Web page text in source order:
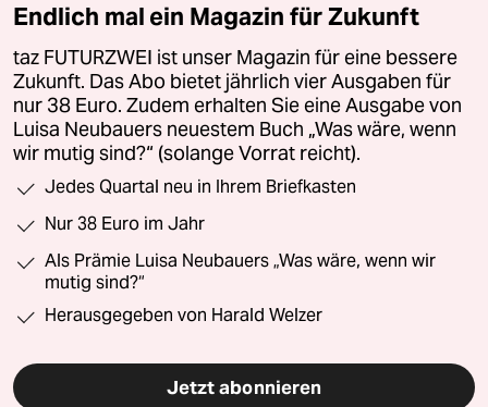
Endlich mal ein Magazin für Zukunft
taz FUTURZWEI ist unser Magazin für eine bessere
Zukunft. Das Abo bietet jährlich vier Ausgaben für
nur 38 Euro. Zudem erhalten Sie eine Ausgabe von
Luisa Neubauers neuestem Buch „Was wäre, wenn
wir mutig sind?“ (solange Vorrat reicht).
Jedes Quartal neu in Ihrem Briefkasten
Nur 38 Euro im Jahr
Als Prämie Luisa Neubauers „Was wäre, wenn wir
mutig sind?“
Herausgegeben von Harald Welzer
Jetzt abonnieren